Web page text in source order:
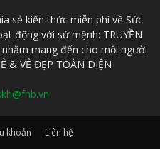
sẻ kiến thức miễn phí về Sức
động với sứ mệnh: TRUYỀN
mang đến cho mỗi người
& VẺ ĐẸP TOÀN DIỆN
khoản Liên hệ